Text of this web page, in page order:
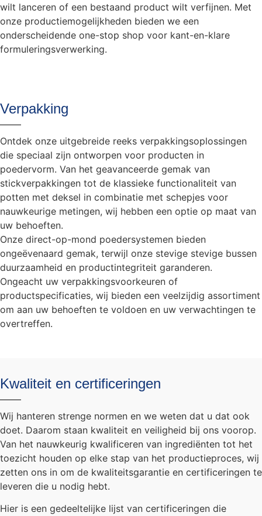
wilt lanceren of een bestaand product wilt verfijnen. Met
onze productiemogelijkheden bieden we een
onderscheidende one-stop shop voor kant-en-klare
formuleringsverwerking.
Verpakking
Ontdek onze uitgebreide reeks verpakkingsoplossingen
die speciaal zijn ontworpen voor producten in
poedervorm. Van het geavanceerde gemak van
stickverpakkingen tot de klassieke functionaliteit van
potten met deksel in combinatie met schepjes voor
nauwkeurige metingen, wij hebben een optie op maat van
uw behoeften.
Onze direct-op-mond poedersystemen bieden
ongeëvenaard gemak, terwijl onze stevige stevige bussen
duurzaamheid en productintegriteit garanderen.
Ongeacht uw verpakkingsvoorkeuren of
productspecificaties, wij bieden een veelzijdig assortiment
om aan uw behoeften te voldoen en uw verwachtingen te
overtreffen.
Kwaliteit en certificeringen
Wij hanteren strenge normen en we weten dat u dat ook
doet. Daarom staan kwaliteit en veiligheid bij ons voorop.
Van het nauwkeurig kwalificeren van ingrediënten tot het
toezicht houden op elke stap van het productieproces, wij
zetten ons in om de kwaliteitsgarantie en certificeringen te
leveren die u nodig hebt.
Hier is een gedeeltelijke lijst van certificeringen die